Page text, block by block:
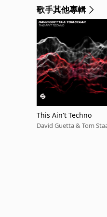
歌手其他專輯
This Ain't Techno
David Guetta & Tom